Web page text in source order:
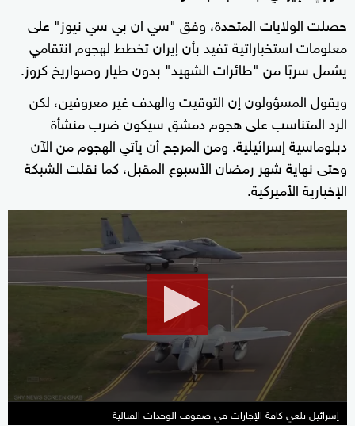
حصلت الولايات المتحدة، وفق "سي ان بي سي نيوز" على
معلومات استخباراتية تفيد بأن إيران تخطط لهجوم انتقامي
يشمل سربًا من "طائرات الشهيد" بدون طيار وصواريخ كروز.
ويقول المسؤولون إن التوقيت والهدف غير معروفين، لكن
الرد المتناسب على هجوم دمشق سيكون ضرب منشأة
دبلوماسية إسرائيلية. ومن المرجح أن يأتي الهجوم من الآن
وحتى نهاية شهر رمضان الأسبوع المقبل، كما نقلت الشبكة
الإخبارية الأميركية.
of
2
إسرائيل تلغي كافة الإجازات في صفوف الوحدات القتالية